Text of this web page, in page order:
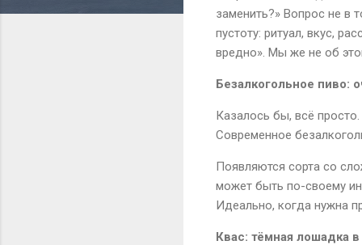
заменить?» Вопрос не в
пустоту: ритуал, вкус,
вредно». Мы же не об
Безалкогольное пиво:
Казалось бы, всё
Современное
Появляются сорта со
может быть по-своему
Идеально, когда нужна
Квас: тёмная лошадка